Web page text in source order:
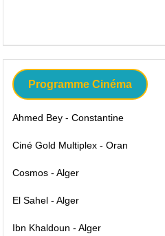
Programme Cinéma
Ahmed Bey - Constantine
Ciné Gold Multiplex - Oran
Cosmos - Alger
El Sahel - Alger
Ibn Khaldoun - Alger